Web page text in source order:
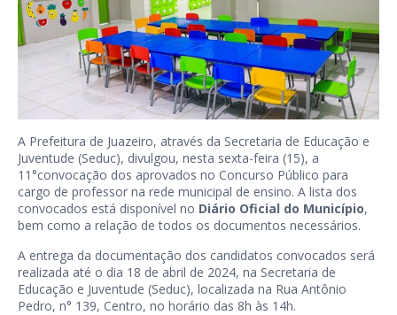
A Prefeitura de Juazeiro, através da Secretaria de Educação e
Juventude (Seduc), divulgou, nesta sexta-feira (15), a
11°convocação dos aprovados no Concurso Público para
cargo de professor na rede municipal de ensino. A lista dos
convocados está disponível no Diário Oficial do Município,
bem como a relação de todos os documentos necessários.
A entrega da documentação dos candidatos convocados será
realizada até o dia 18 de abril de 2024, na Secretaria de
Educação e Juventude (Seduc), localizada na Rua Antônio
Pedro, n° 139, Centro, no horário das 8h às 14h.